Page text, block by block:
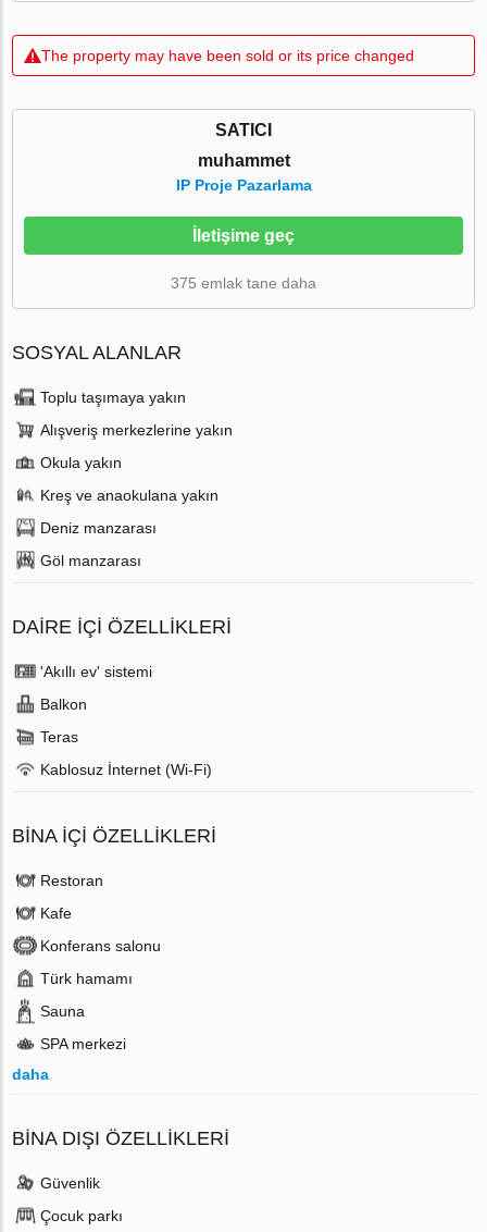
The property may have been sold or its price changed
SATICI
muhammet
IP Proje Pazarlama
İletişime geç
375 emlak tane daha
SOSYAL ALANLAR
Toplu taşımaya yakın
Alışveriş merkezlerine yakın
Okula yakın
Kreş ve anaokulana yakın
Deniz manzarası
Göl manzarası
DAIRE IÇI ÖZELLIKLERI
'Akıllı ev' sistemi
Balkon
Teras
Kablosuz İnternet (Wi-Fi)
BINA İÇI ÖZELLIKLERI
Restoran
Kafe
Konferans salonu
Türk hamamı
Sauna
SPA merkezi
daha
BINA DIŞI ÖZELLIKLERI
Güvenlik
Çocuk parkı